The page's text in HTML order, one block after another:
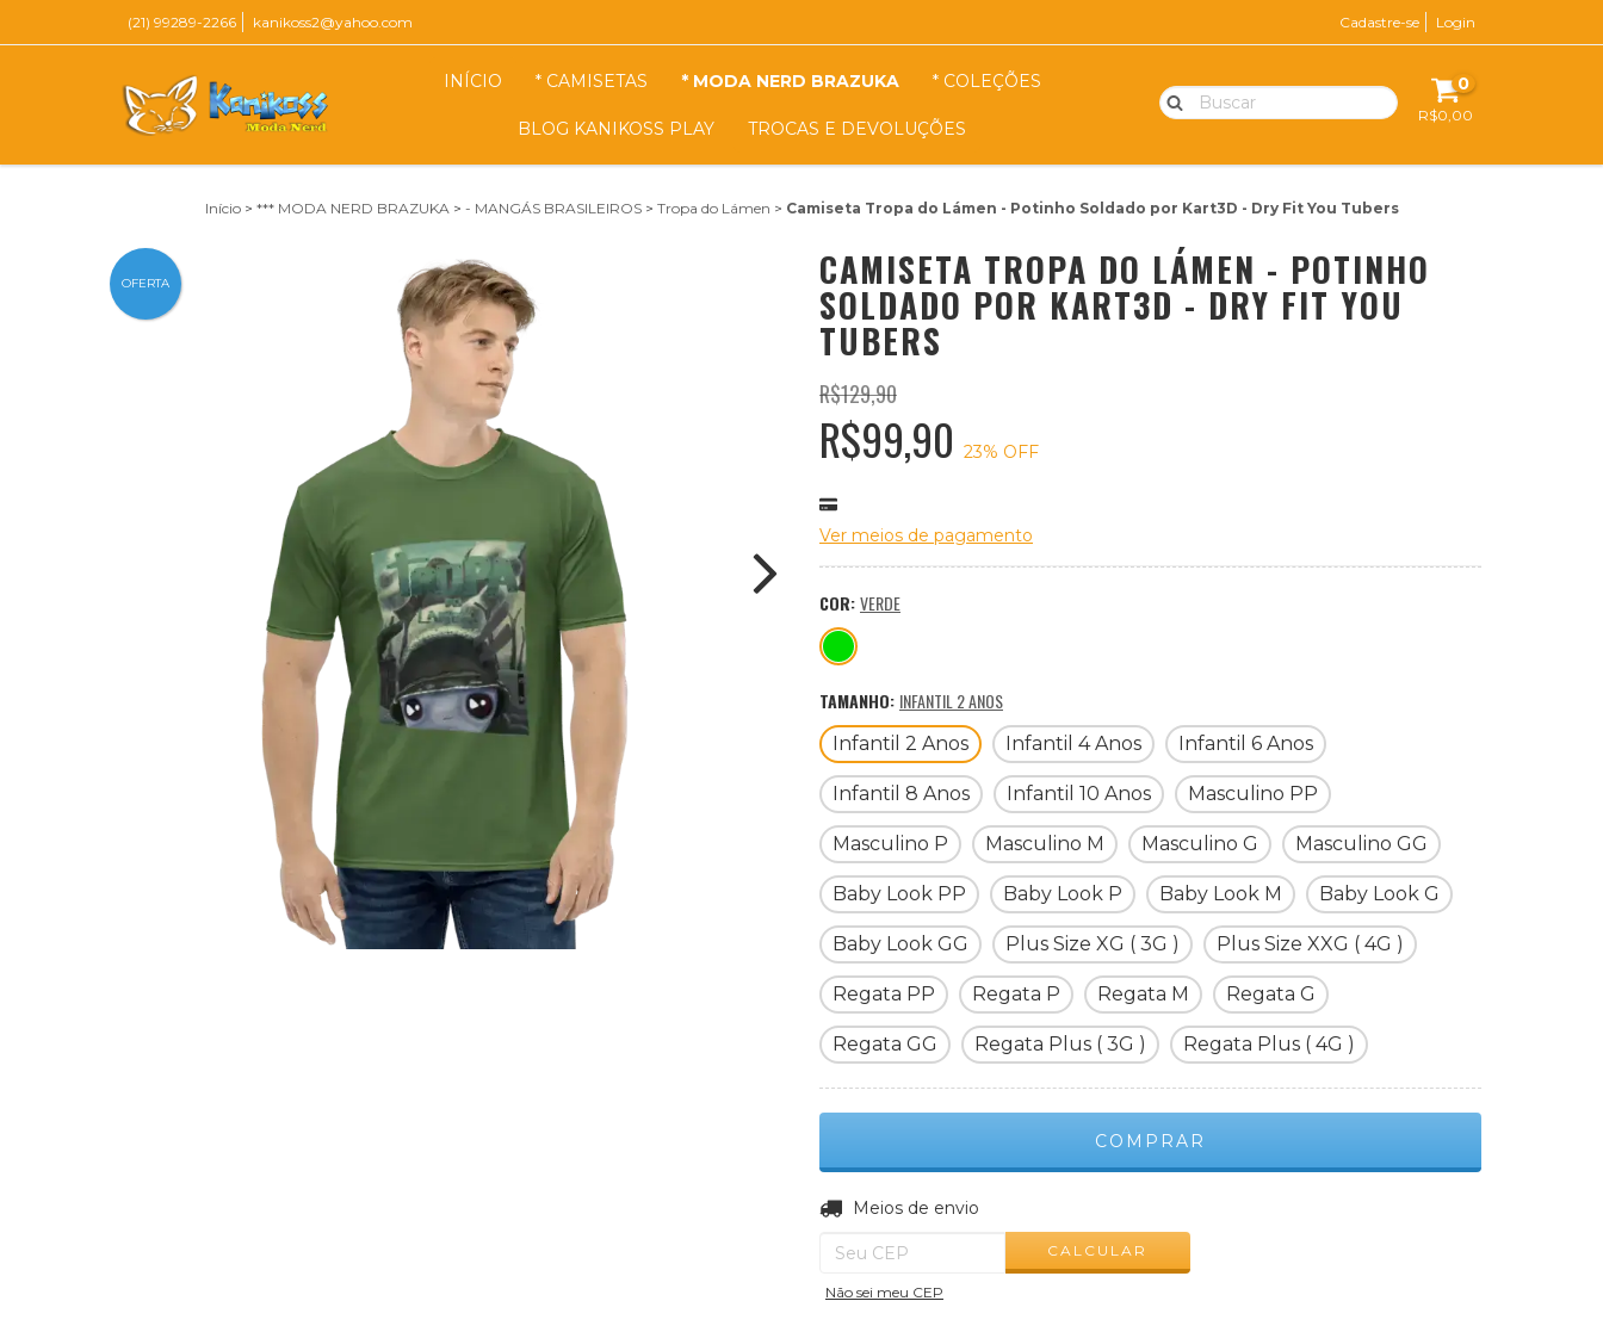
(21) 99289-2266 kanikoss2@yahoo.com Cadastre-se Login
INÍCIO * CAMISETAS * MODA NERD BRAZUKA * COLEÇÕES
BLOG KANIKOSS PLAY TROCAS E DEVOLUÇÕES
0
R$0,00
Início > *** MODA NERD BRAZUKA > - MANGÁS BRASILEIROS > Tropa do Lámen > Camiseta Tropa do Lámen - Potinho Soldado por Kart3D - Dry Fit You Tubers
OFERTA CAMISETA TROPA DO LÁMEN - POTINHO
SOLDADO POR KART3D - DRY FIT YOU
TUBERS
R$129,90
R$99,90 23% OFF
Ver meios de pagamento
COR:VERDE
TAMANHO: INFANTIL 2 ANOS
Infantil 2 Anos Infantil 4 Anos Infantil 6 Anos
Infantil 8 Anos Infantil 10 Anos Masculino PP
Masculino P Masculino M Masculino G Masculino GG
Baby Look PP Baby Look P Baby Look M Baby Look G
Baby Look GG Plus Size XG ( 3G ) Plus Size XXG ( 4G )
Regata PP Regata P Regata M Regata G
Regata GG Regata Plus ( 3G ) Regata Plus ( 4G )
Entregas para o CEP:
Meios de envio
CALCULAR
Não sei meu CEP